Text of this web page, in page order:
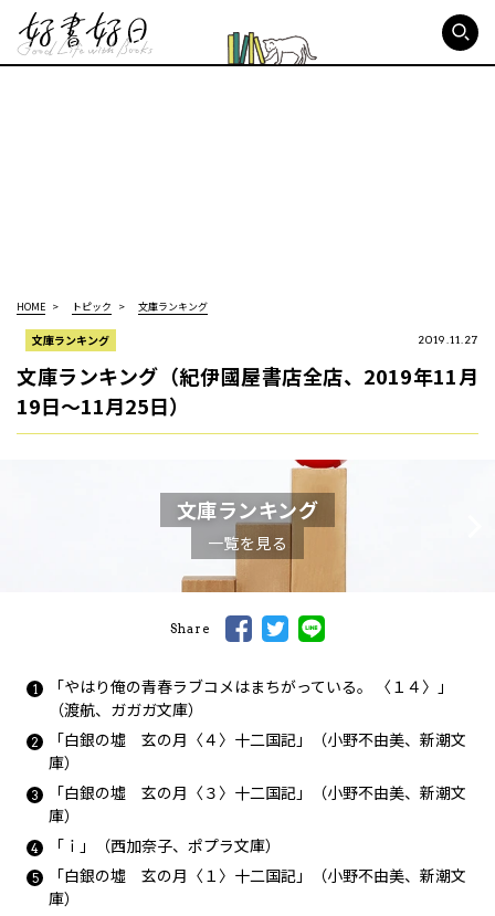
HOME トピック 文庫ランキング
文庫ランキング 2019.11.27
文庫ランキング（紀伊國屋書店全店、2019年11月
19日～11月25日）
文庫ランキング
一覧を見る
Share
「やはり俺の青春ラブコメはまちがっている。 〈１４〉」
（渡航、ガガガ文庫）
「白銀の墟 玄の月〈４〉十二国記」（小野不由美、新潮文
庫）
「白銀の墟 玄の月〈３〉十二国記」（小野不由美、新潮文
庫）
「ｉ」（西加奈子、ポプラ文庫）
「白銀の墟 玄の月〈１〉十二国記」（小野不由美、新潮文
庫）